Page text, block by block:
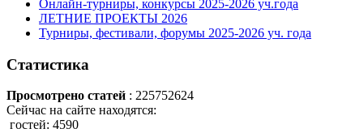
Онлайн-турниры, конкурсы 2025-2026 уч.года
ЛЕТНИЕ ПРОЕКТЫ 2026
Турниры, фестивали, форумы 2025-2026 уч. года
Статистика
Просмотрено статей : 225752624
Сейчас на сайте находятся:
гостей: 4590